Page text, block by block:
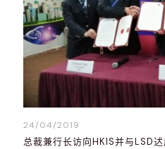
24/04/2019
总裁兼行长访向HKIS并与LSD